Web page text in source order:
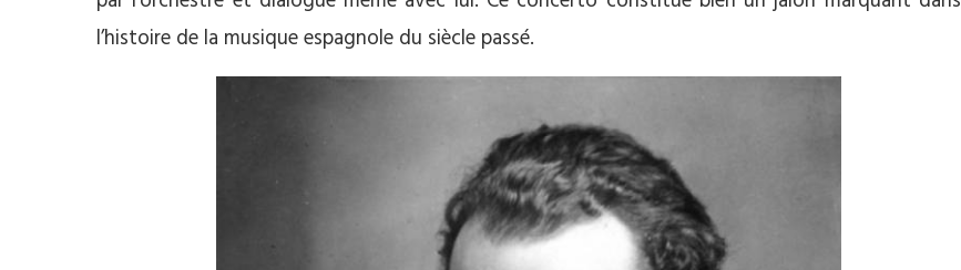
l’histoire de la musique espagnole du siècle passé.